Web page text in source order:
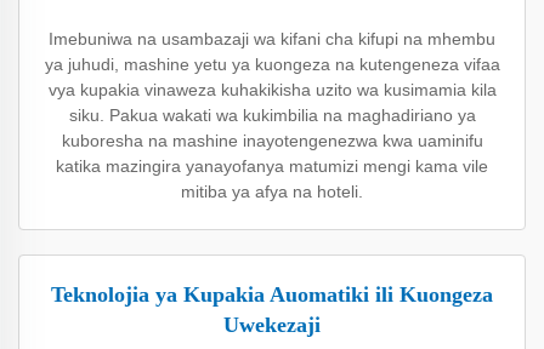
Imebuniwa na usambazaji wa kifani cha kifupi na mhembu
ya juhudi, mashine yetu ya kuongeza na kutengeneza vifaa
vya kupakia vinaweza kuhakikisha uzito wa kusimamia kila
siku. Pakua wakati wa kukimbilia na maghadiriano ya
kuboresha na mashine inayotengenezwa kwa uaminifu
katika mazingira yanayofanya matumizi mengi kama vile
mitiba ya afya na hoteli.
Teknolojia ya Kupakia Auomatiki ili Kuongeza
Uwekezaji